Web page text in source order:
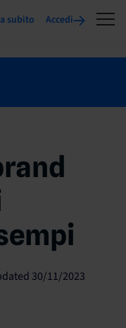
subito Accedi
30/11/2023